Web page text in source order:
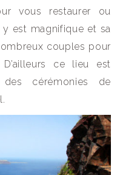
vous restaurer ou
est magnifique et sa
couples pour
ce lieu est
cérémonies de